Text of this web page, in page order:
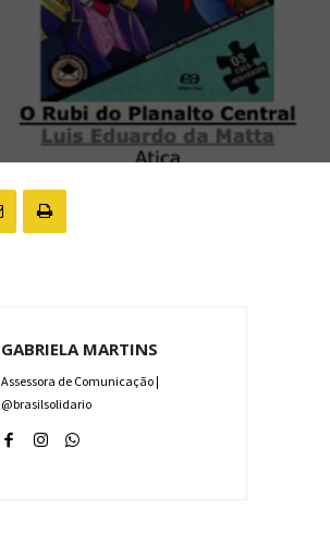
GABRIELA MARTINS
Assessora de Comunicação |
@brasilsolidario